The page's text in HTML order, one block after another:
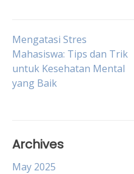
Post
navigation
Mengatasi Stres
Mahasiswa: Tips dan Trik
untuk Kesehatan Mental
yang Baik
Archives
May 2025